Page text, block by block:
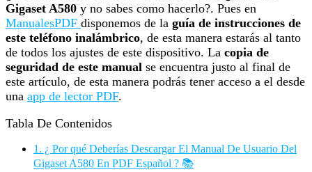
Gigaset A580 y no sabes como hacerlo?. Pues en
ManualesPDF disponemos de la guía de instrucciones de
este teléfono inalámbrico, de esta manera estarás al tanto
de todos los ajustes de este dispositivo. La copia de
seguridad de este manual se encuentra justo al final de
este artículo, de esta manera podrás tener acceso a el desde
una app de lector PDF.
Tabla De Contenidos
1. ¿ Por qué Deberías Descargar El Manual De Usuario Del
Gigaset A580 En PDF Español ? 📚